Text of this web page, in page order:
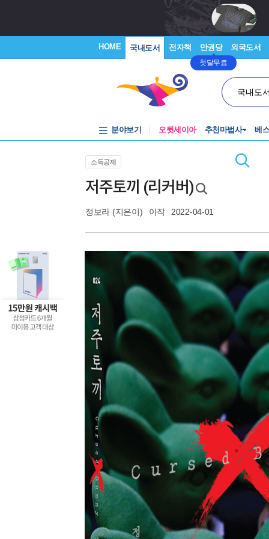
HOME 국내도서 전자책 만권당
첫달무료
외국도서
국내도
분야보기 오뒷세이아 추천마법사 베
소득공제
저주토끼 (리커버)
정보라 (지은이) 아작 2022-04-01